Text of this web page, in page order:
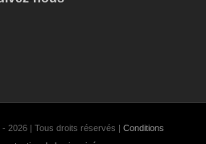
2026 | Tous droits réservés | Conditions